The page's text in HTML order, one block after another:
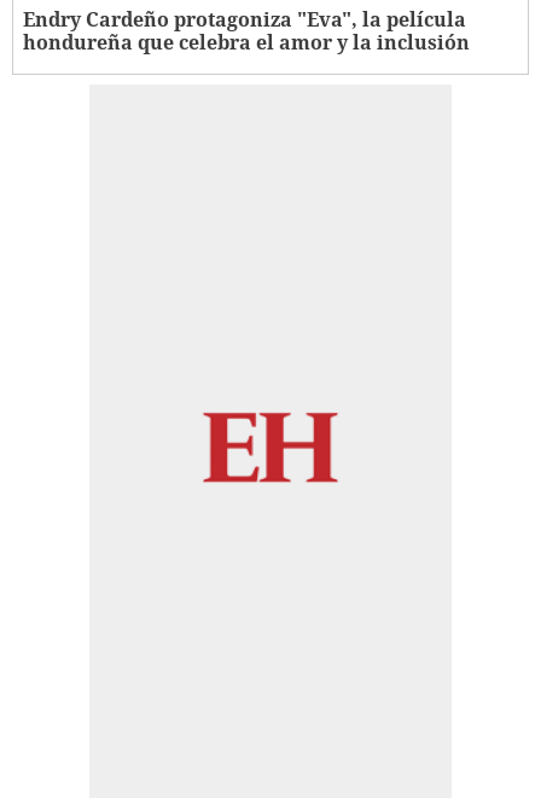
Endry Cardeño protagoniza "Eva", la película
hondureña que celebra el amor y la inclusión